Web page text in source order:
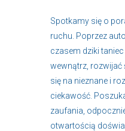
Spotkamy się o
ruchu. Poprzez
czasem dziki
wewnątrz,
się na nieznane i
ciekawość.
zaufania,
otwartością